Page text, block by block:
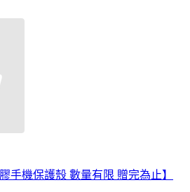
手機保護殼 數量有限 贈完為止】